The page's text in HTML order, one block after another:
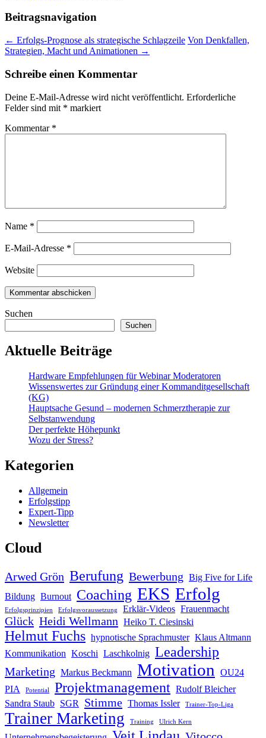
Beitragsnavigation
← Erfolgs-Prognose als strategische Schlagzeile Von Denkfallen,
Strategien, Macht und Animationen →
Schreibe einen Kommentar
Deine E-Mail-Adresse wird nicht veröffentlicht. Erforderliche
Felder sind mit * markiert
Kommentar *
Name *
E-Mail-Adresse *
Website
Suchen
Suchen
Aktuelle Beiträge
Hardware Empfehlungen für Webinar Moderatoren
Wissenswertes zur Gründung einer Kommanditgesellschaft
(KG)
Hauptsache Gesund – modernen Schmerztherapie zur
Selbstanwendung
Der perfekte Höhepunkt
Wozu der Stress?
Kategorien
Allgemein
Erfolgstipp
Expert-Tipp
Newsletter
Cloud
Arwed Grön Berufung Bewerbung Big Five for Life
Bildung Burnout Coaching EKS Erfolg
Erfolgsprinzipien Erfolgsvoraussetzung Erklär-Videos Frauenmacht
Glück Heidi Wellmann Heiko T. Ciesinski
Helmut Fuchs hypnotische Sprachmuster Klaus Altmann
Kommunikation Koschi Laschkolnig Leadership
Marketing Markus Beckmann Motivation
OU24
PIA
Potential Projektmanagement Rudolf Bleicher
Sandra Staub SGR Stimme Thomas Issler Trainer-Top-Liga
Trainer Marketing Training Ulrich Kern